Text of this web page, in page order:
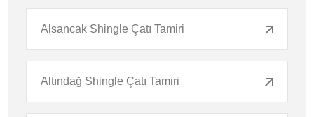
Alsancak Shingle Çatı Tamiri
Altındağ Shingle Çatı Tamiri